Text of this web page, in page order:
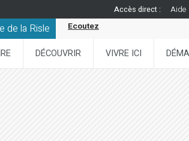
Accès direct : Aide
de la Risle Ecoutez
DÉCOUVRIR VIVRE ICI